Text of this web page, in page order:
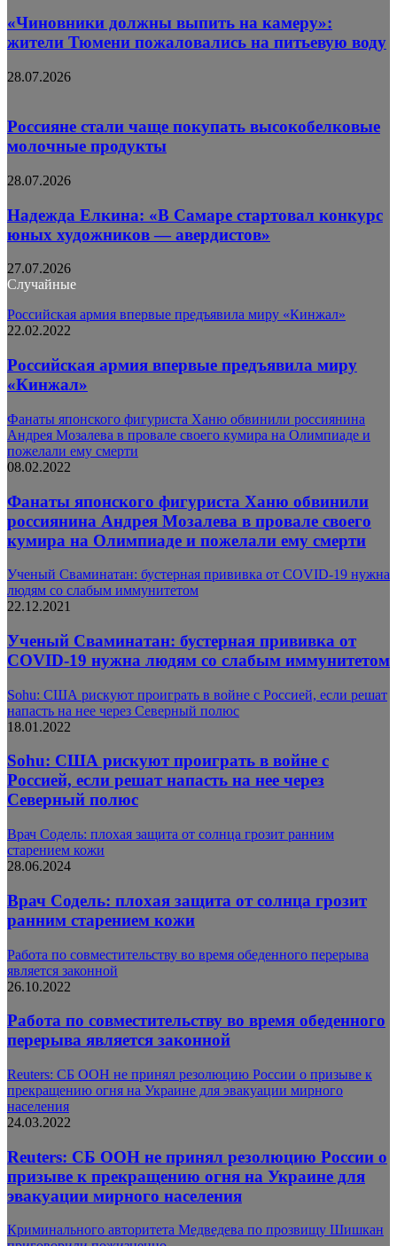
«Чиновники должны выпить на камеру»:
жители Тюмени пожаловались на питьевую воду
28.07.2026
Россияне стали чаще покупать высокобелковые
молочные продукты
28.07.2026
Надежда Елкина: «В Самаре стартовал конкурс
юных художников — авердистов»
27.07.2026
Случайные
Российская армия впервые предъявила миру «Кинжал»
22.02.2022
Российская армия впервые предъявила миру
«Кинжал»
Фанаты японского фигуриста Ханю обвинили россиянина
Андрея Мозалева в провале своего кумира на Олимпиаде и
пожелали ему смерти
08.02.2022
Фанаты японского фигуриста Ханю обвинили
россиянина Андрея Мозалева в провале своего
кумира на Олимпиаде и пожелали ему смерти
Ученый Сваминатан: бустерная прививка от COVID-19 нужна
людям со слабым иммунитетом
22.12.2021
Ученый Сваминатан: бустерная прививка от
COVID-19 нужна людям со слабым иммунитетом
Sohu: США рискуют проиграть в войне с Россией, если решат
напасть на нее через Северный полюс
18.01.2022
Sohu: США рискуют проиграть в войне с
Россией, если решат напасть на нее через
Северный полюс
Врач Содель: плохая защита от солнца грозит ранним
старением кожи
28.06.2024
Врач Содель: плохая защита от солнца грозит
ранним старением кожи
Работа по совместительству во время обеденного перерыва
является законной
26.10.2022
Работа по совместительству во время обеденного
перерыва является законной
Reuters: СБ ООН не принял резолюцию России о призыве к
прекращению огня на Украине для эвакуации мирного
населения
24.03.2022
Reuters: СБ ООН не принял резолюцию России о
призыве к прекращению огня на Украине для
эвакуации мирного населения
Криминального авторитета Медведева по прозвищу Шишкан